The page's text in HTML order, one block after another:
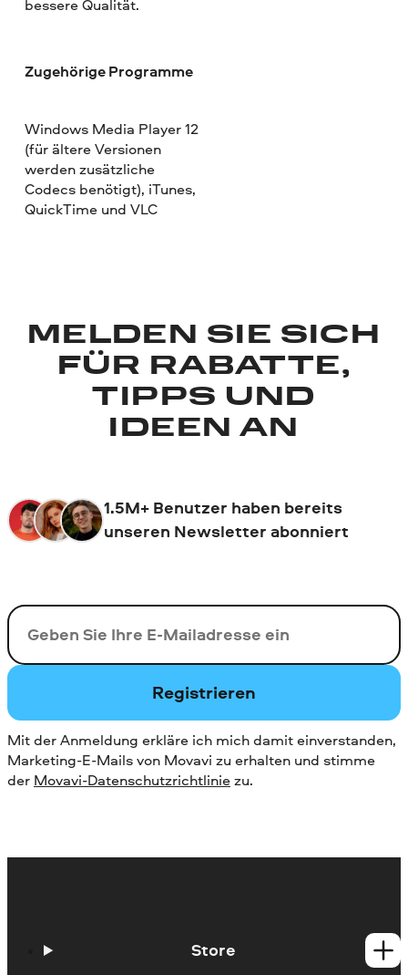
bessere Qualität.
Zugehörige Programme
Windows Media Player 12
(für ältere Versionen
werden zusätzliche
Codecs benötigt), iTunes,
QuickTime und VLC
MELDEN SIE SICH
FÜR RABATTE,
TIPPS UND
IDEEN AN
1.5M+ Benutzer haben bereits
unseren Newsletter abonniert
Ihre E-Mail-Addresse
Registrieren
Mit der Anmeldung erkläre ich mich damit einverstanden,
Marketing-E-Mails von Movavi zu erhalten und stimme
der Movavi-Datenschutzrichtliniezu.
Store